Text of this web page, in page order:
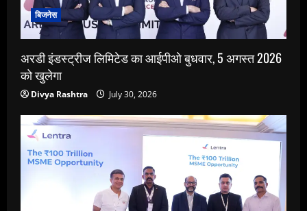
बिजनेस
अरडी इंडस्ट्रीज लिमिटेड का आईपीओ बुधवार, 5 अगस्त 2026
को खुलेगा
Divya Rashtra July 30, 2026